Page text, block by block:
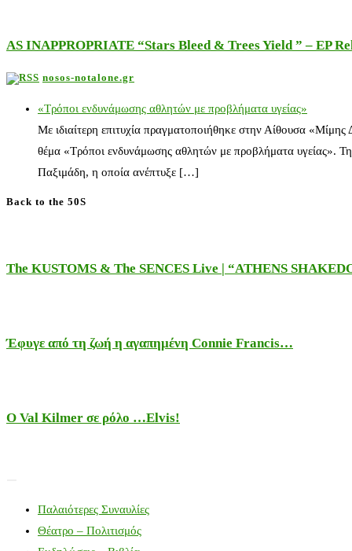
AS INAPPROPRIATE “Stars Bleed & Trees Yield ” – EP
nosos-notalone.gr
«Τρόποι ενδυνάμωσης αθλητών με προβλήματα υγείας»
Με ιδιαίτερη επιτυχία πραγματοποιήθηκε στην Αίθουσα
θέμα «Τρόποι ενδυνάμωσης αθλητών με προβλήματα υγείας».
Παξιμάδη, η οποία ανέπτυξε […]
Back to the 50S
The KUSTOMS & The SENCES Live | “ATHENS
Έφυγε από τη ζωή η αγαπημένη Connie Francis…
Ο Val Kilmer σε ρόλο …Elvis!
Παλαιότερες Συναυλίες
Θέατρο – Πολιτισμός